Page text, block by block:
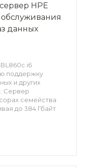
HPE
данных
i6
поддержку
и других
Сервер
семейства
до 384 Гбайт
(CNA).